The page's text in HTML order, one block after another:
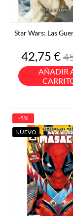
Star Wars: Las
Precio
42,75 €
AÑADIR
-5%
NUEVO